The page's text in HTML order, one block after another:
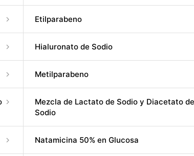
Etilparabeno
Hialuronato de Sodio
Metilparabeno
Mezcla de Lactato de Sodio y Diacetato de
Sodio
Natamicina 50% en Glucosa